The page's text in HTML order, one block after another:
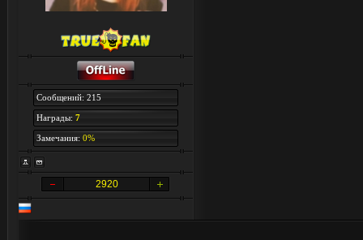
Сообщений: 215
Награды: 7
Замечания: 0%
2920